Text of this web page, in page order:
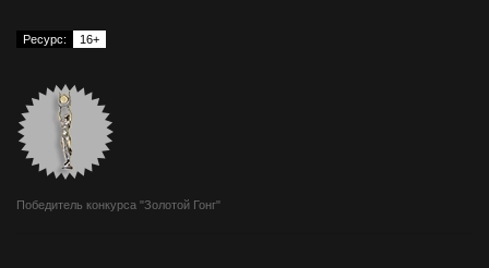
Ресурс: 16+
Победитель конкурса "Золотой Гонг"